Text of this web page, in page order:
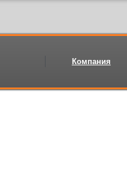
Компания